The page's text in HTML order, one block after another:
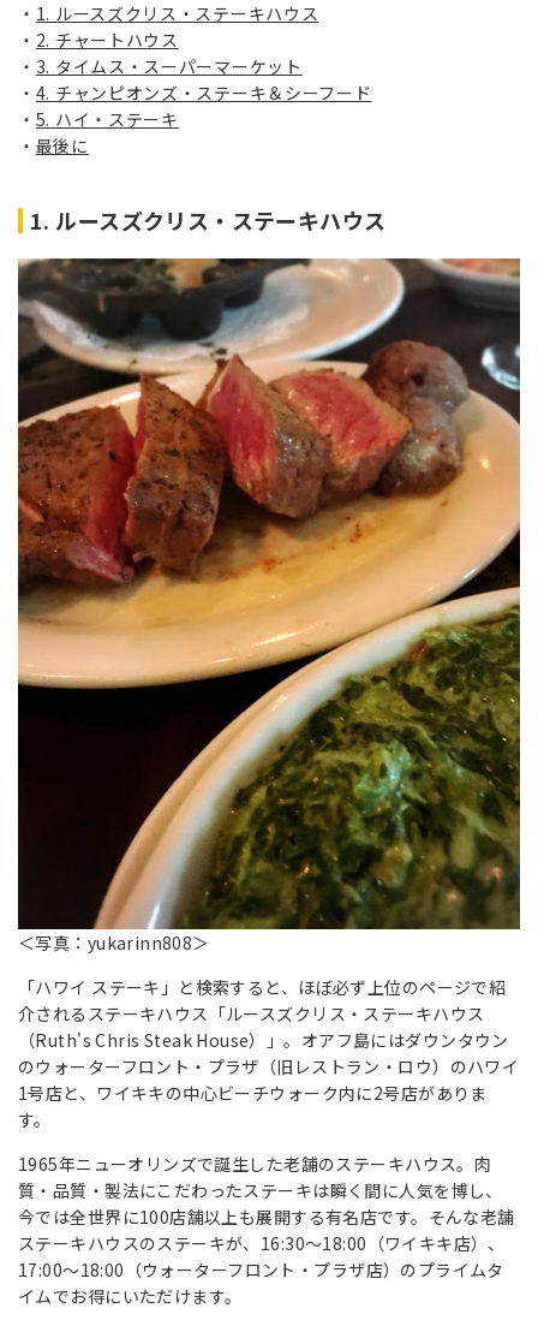
1. ルースズクリス・ステーキハウス
2. チャートハウス
3. タイムス・スーパーマーケット
4. チャンピオンズ・ステーキ＆シーフード
5. ハイ・ステーキ
最後に
1. ルースズクリス・ステーキハウス
＜写真：yukarinn808＞
「ハワイ ステーキ」と検索すると、ほぼ必ず上位のページで紹
介されるステーキハウス「ルースズクリス・ステーキハウス
（Ruth's Chris Steak House）」。オアフ島にはダウンタウン
のウォーターフロント・プラザ（旧レストラン・ロウ）のハワイ
1号店と、ワイキキの中心ビーチウォーク内に2号店がありま
す。
1965年ニューオリンズで誕生した老舗のステーキハウス。肉
質・品質・製法にこだわったステーキは瞬く間に人気を博し、
今では全世界に100店舗以上も展開する有名店です。そんな老舗
ステーキハウスのステーキが、16:30～18:00（ワイキキ店）、
17:00～18:00（ウォーターフロント・プラザ店）のプライムタ
イムでお得にいただけます。